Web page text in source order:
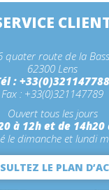
quater route de la
62300 Lens
: +33(0)321147788
Fax : +33(0)321147789
Ouvert tous les jours
à 12h et de 14h20
le dimanche et lundi
LE PLAN